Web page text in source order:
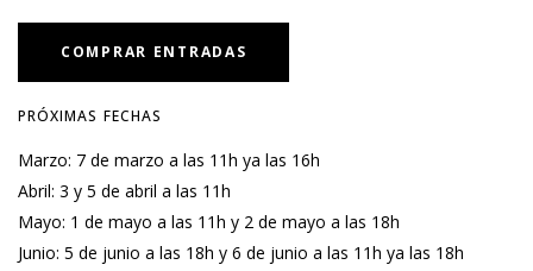
COMPRAR ENTRADAS
PRÓXIMAS FECHAS
Marzo: 7 de marzo a las 11h ya las 16h
Abril: 3 y 5 de abril a las 11h
Mayo: 1 de mayo a las 11h y 2 de mayo a las 18h
Junio: 5 de junio a las 18h y 6 de junio a las 11h ya las 18h